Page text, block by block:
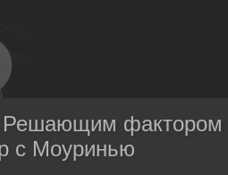
Решающим
с Моуринью